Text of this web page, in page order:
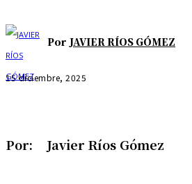
Por JAVIER RÍOS GÓMEZ
15 diciembre, 2025
Por: Javier Ríos Gómez